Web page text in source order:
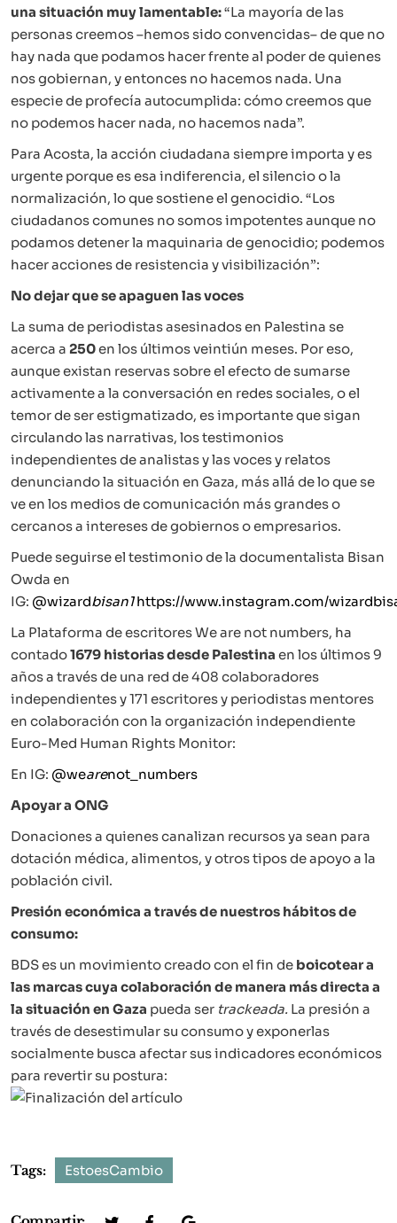
una situación muy lamentable:“La mayoría de las
personas creemos –hemos sido convencidas– de que no
hay nada que podamos hacer frente al poder de quienes
nos gobiernan, y entonces no hacemos nada. Una
especie de profecía autocumplida: cómo creemos que
no podemos hacer nada, no hacemos nada”.
Para Acosta, la acción ciudadana siempre importa y es
urgente porque es esa indiferencia, el silencio o la
normalización, lo que sostiene el genocidio. “Los
ciudadanos comunes no somos impotentes aunque no
podamos detener la maquinaria de genocidio; podemos
hacer acciones de resistencia y visibilización”:
No dejar que se apaguen las voces
La suma de periodistas asesinados en Palestina se
acerca a 250en los últimos veintiún meses. Por eso,
aunque existan reservas sobre el efecto de sumarse
activamente a la conversación en redes sociales, o el
temor de ser estigmatizado, es importante que sigan
circulando las narrativas, los testimonios
independientes de analistas y las voces y relatos
denunciando la situación en Gaza, más allá de lo que se
ve en los medios de comunicación más grandes o
cercanos a intereses de gobiernos o empresarios.
Puede seguirse el testimonio de la documentalista Bisan
Owda en
IG: @wizardbisan1 https://www.instagram.com/wizard
La Plataforma de escritores We are not numbers, ha
contado1679 historias desde Palestina en los últimos 9
años a través de una red de 408 colaboradores
independientes y 171 escritores y periodistas mentores
en colaboración con la organización independiente
Euro-Med Human Rights Monitor:
En IG: @wearenot_numbers
Apoyar a ONG
Donaciones a quienes canalizan recursos ya sean para
dotación médica, alimentos, y otros tipos de apoyo a la
población civil.
Presión económica a través de nuestros hábitos de
consumo:
BDS es un movimiento creado con el fin de boicotear a
las marcas cuya colaboración de manera más directa a
la situación en Gaza pueda ser trackeada. La presión a
través de desestimular su consumo y exponerlas
socialmente busca afectar sus indicadores económicos
para revertir su postura:
Tags: EstoesCambio